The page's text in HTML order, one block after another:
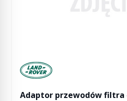
Manufactured by Land rover
Adaptor przewodów filtra